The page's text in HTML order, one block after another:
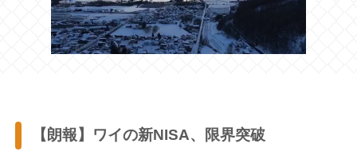
【朗報】ワイの新NISA、限界突破